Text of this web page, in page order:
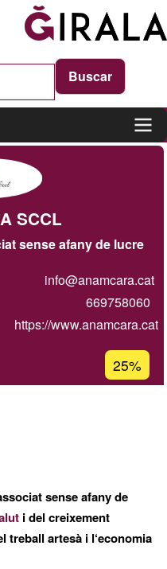
SCCL
sense afany de lucre
info@anamcara.cat
669758060
https://www.anamcara.cat
25%
sense afany de
i del creixement
treball artesà i l‘economia